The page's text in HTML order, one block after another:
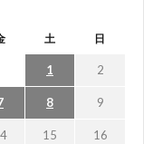
土 日
1 2
8 9
15 16